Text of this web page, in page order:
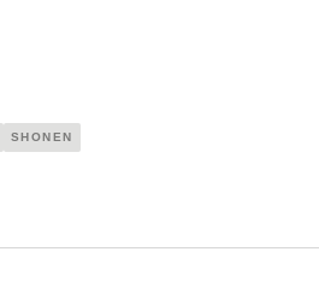
SHONEN